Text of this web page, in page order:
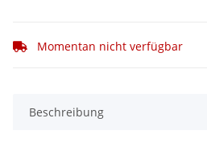
Momentan nicht verfügbar
Beschreibung